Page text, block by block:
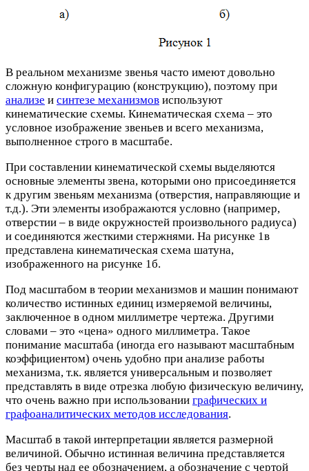
В реальном механизме звенья часто имеют довольно
сложную конфигурацию (конструкцию), поэтому при
анализе и синтезе механизмов используют
кинематические схемы. Кинематическая схема – это
условное изображение звеньев и всего механизма,
выполненное строго в масштабе.
При составлении кинематической схемы выделяются
основные элементы звена, которыми оно присоединяется
к другим звеньям механизма (отверстия, направляющие и
т.д.). Эти элементы изображаются условно (например,
отверстии – в виде окружностей произвольного радиуса)
и соединяются жесткими стержнями. На рисунке 1в
представлена кинематическая схема шатуна,
изображенного на рисунке 1б.
Под масштабом в теории механизмов и машин понимают
количество истинных единиц измеряемой величины,
заключенное в одном миллиметре чертежа. Другими
словами – это «цена» одного миллиметра. Такое
понимание масштаба (иногда его называют масштабным
коэффициентом) очень удобно при анализе работы
механизма, т.к. является универсальным и позволяет
представлять в виде отрезка любую физическую величину,
что очень важно при использовании графических и
графоаналитических методов исследования.
Масштаб в такой интерпретации является размерной
величиной. Обычно истинная величина представляется
без черты над ее обозначением, а обозначение с чертой